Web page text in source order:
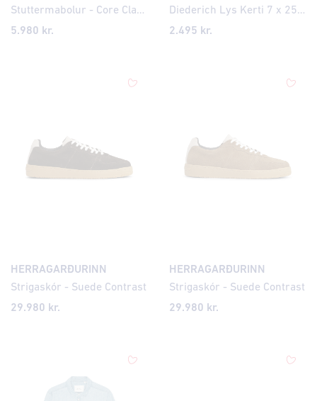
Stuttermabolur - Core Classic
5.980 kr.
Diederich Lys Kerti 7 x 25 cm Gult
2.495 kr.
HERRAGARÐURINN
Strigaskór - Suede Contrast
29.980 kr.
HERRAGARÐURINN
Strigaskór - Suede Contrast
29.980 kr.